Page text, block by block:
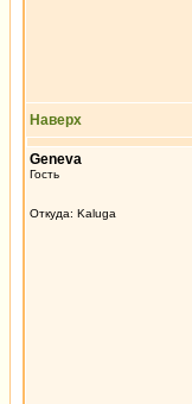
Наверх
Genеva
Гость
Откуда: Kaluga